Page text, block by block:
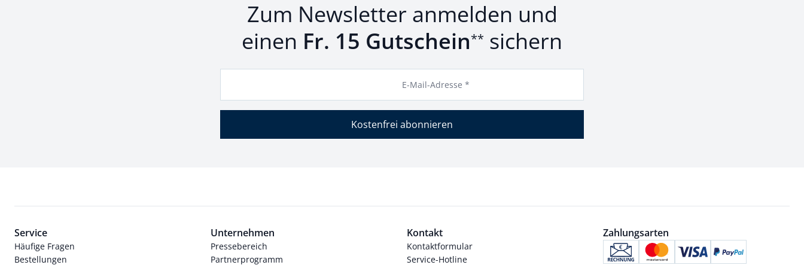
Zum Newsletter anmelden und
einen Fr. 15 Gutschein** sichern
E-Mail-Adresse *
Kostenfrei abonnieren
Service
Häufige Fragen
Bestellungen
Unternehmen
Pressebereich
Partnerprogramm
Kontakt
Kontaktformular
Service-Hotline
Zahlungsarten